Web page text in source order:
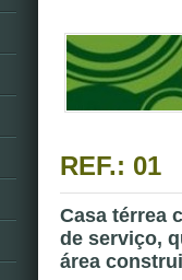
REF.: 01
Casa térrea
de serviço,
área